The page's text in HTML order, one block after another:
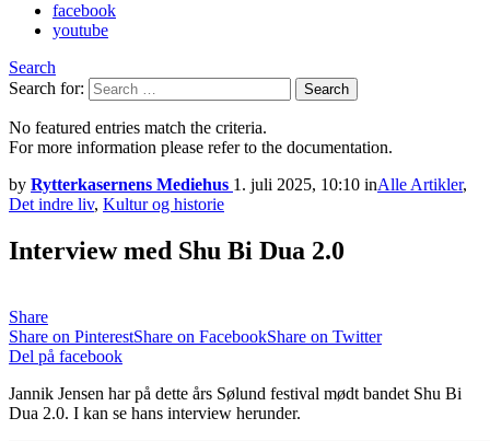
facebook
youtube
Search
Search for:
Search
No featured entries match the criteria.
For more information please refer to the documentation.
by Rytterkasernens Mediehus 1. juli 2025, 10:10 inAlle Artikler,
Det indre liv, Kultur og historie
Interview med Shu Bi Dua 2.0
Share
Share on PinterestShare on FacebookShare on Twitter
Del på facebook
Jannik Jensen har på dette års Sølund festival mødt bandet Shu Bi
Dua 2.0. I kan se hans interview herunder.